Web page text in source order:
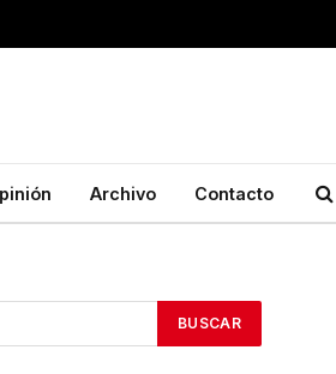
Archivo Contacto